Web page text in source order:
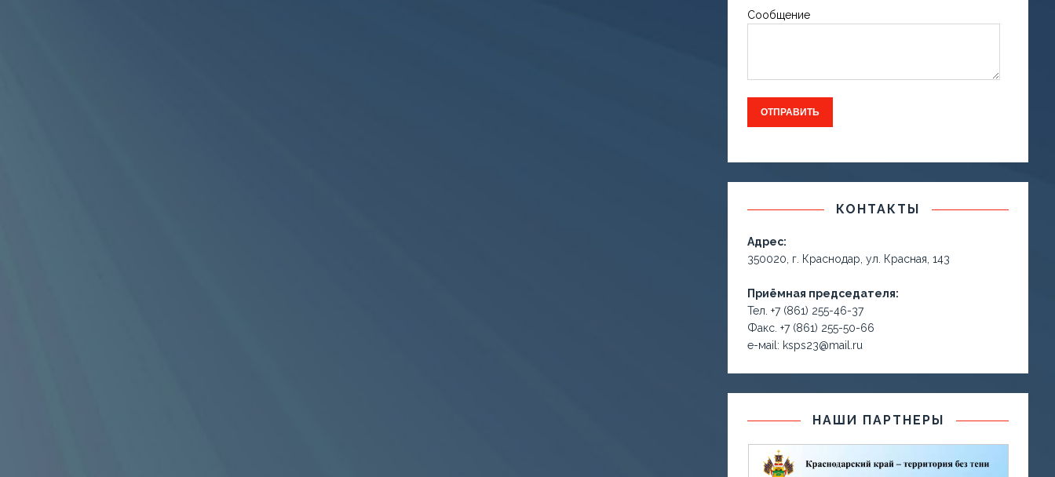
Сообщение
КОНТАКТЫ
Адрес:
350020, г. Краснодар, ул. Красная, 143
Приёмная председателя:
Тел. +7 (861) 255-46-37
Факс. +7 (861) 255-50-66
е-маil: ksps23@mail.ru
НАШИ ПАРТНЕРЫ